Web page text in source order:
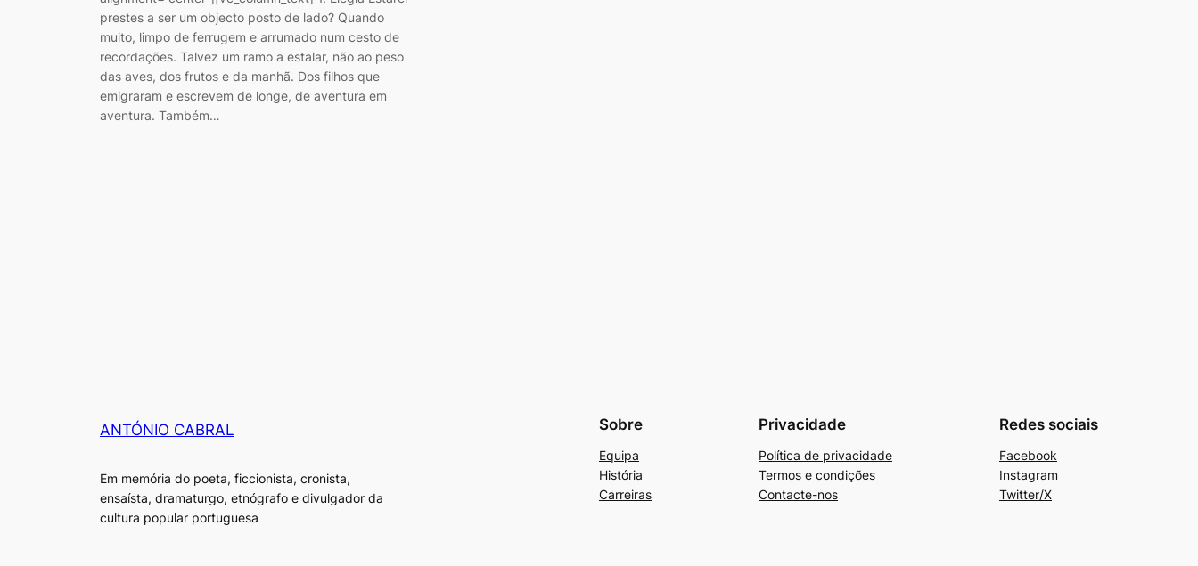
prestes a ser um objecto posto de lado? Quando
muito, limpo de ferrugem e arrumado num cesto de
recordações. Talvez um ramo a estalar, não ao peso
das aves, dos frutos e da manhã. Dos filhos que
emigraram e escrevem de longe, de aventura em
aventura. Também…
ANTÓNIO CABRAL
Em memória do poeta, ficcionista, cronista,
ensaísta, dramaturgo, etnógrafo e divulgador da
cultura popular portuguesa
Sobre
Equipa
História
Carreiras
Privacidade
Política de privacidade
Termos e condições
Contacte-nos
Redes sociais
Facebook
Instagram
Twitter/X